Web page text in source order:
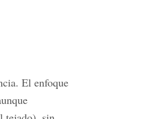
El enfoque